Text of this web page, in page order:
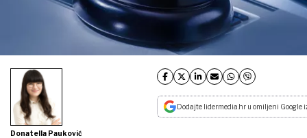
Donatella Pauković
Dodajte lidermedia.hr u omiljeni Google